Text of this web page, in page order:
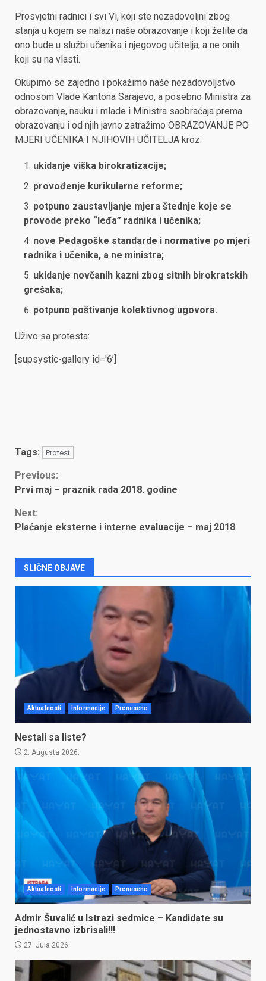
Prosvjetni radnici i svi Vi, koji ste nezadovoljni zbog
stanja u kojem se nalazi naše obrazovanje i koji želite da
ono bude u službi učenika i njegovog učitelja, a ne onih
koji su na vlasti.
Okupimo se zajedno i pokažimo naše nezadovoljstvo
odnosom Vlade Kantona Sarajevo, a posebno Ministra za
obrazovanje, nauku i mlade i Ministra saobraćaja prema
obrazovanju i od njih javno zatražimo OBRAZOVANJE PO
MJERI UČENIKA I NJIHOVIH UČITELJA kroz:
ukidanje viška birokratizacije;
provođenje kurikularne reforme;
potpuno zaustavljanje mjera štednje koje se
provode preko “leđa” radnika i učenika;
nove Pedagoške standarde i normative po mjeri
radnika i učenika, a ne ministra;
ukidanje novčanih kazni zbog sitnih birokratskih
grešaka;
potpuno poštivanje kolektivnog ugovora.
Uživo sa protesta:
[supsystic-gallery id='6’]
Tags: Protest
Continue
Previous:
Prvi maj – praznik rada 2018. godine
Next:
Plaćanje eksterne i interne evaluacije – maj 2018
SLIČNE OBJAVE
Aktualnosti Informacije Preneseno
Nestali sa liste?
2. Augusta 2026.
Aktualnosti Informacije Preneseno
Admir Šuvalić u Istrazi sedmice – Kandidate su
jednostavno izbrisali!!!
27. Jula 2026.